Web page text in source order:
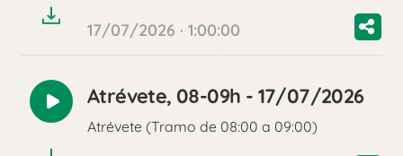
17/07/2026 · 1:00:00
Reproducir
audio
Atrévete, 08-09h - 17/07/2026
Atrévete (Tramo de 08:00 a 09:00)